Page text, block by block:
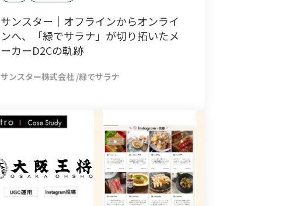
サンスター｜オフラインからオンライ
ンへ、「緑でサラナ」が切り拓いたメ
ーカーD2Cの軌跡
サンスター株式会社 /緑でサラナ